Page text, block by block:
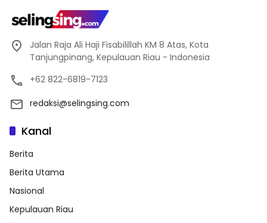
Jalan Raja Ali Haji Fisabilillah KM 8 Atas, Kota
Tanjungpinang, Kepulauan Riau - Indonesia
+62 822-6819-7123
redaksi@selingsing.com
Kanal
Berita
Berita Utama
Nasional
Kepulauan Riau